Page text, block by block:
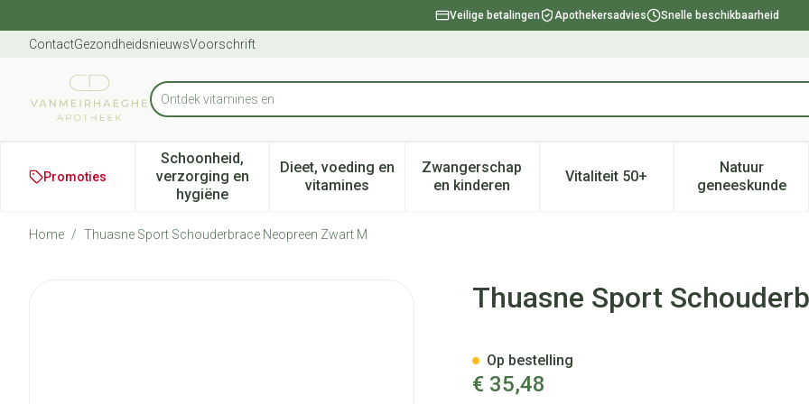
Veilige betalingen Apothekersadvies Snelle beschikbaarheid
ContactGezondheidsnieuwsVoorschrift
Product, merk, categorie...
Promoties
Schoonheid,
verzorging en
hygiëne
Toon submenu voor Schoonheid, verzorging en hygiëne categorie
Dieet, voeding en
vitaminesToon submenu voor Dieet, voeding en vitamines categorie
Zwangerschap
en kinderenToon submenu voor Zwangerschap en kinderen
Vitaliteit 50+Toon submenu voor Vitaliteit
Natuur
geneeskunde
Toon
Home / Thuasne Sport Schouderbrace Neopreen Zwart M
Thuasne Sport Schouderbrace Neopreen Zwart M
Thuasne Sport
€ 35,48
Op bestelling